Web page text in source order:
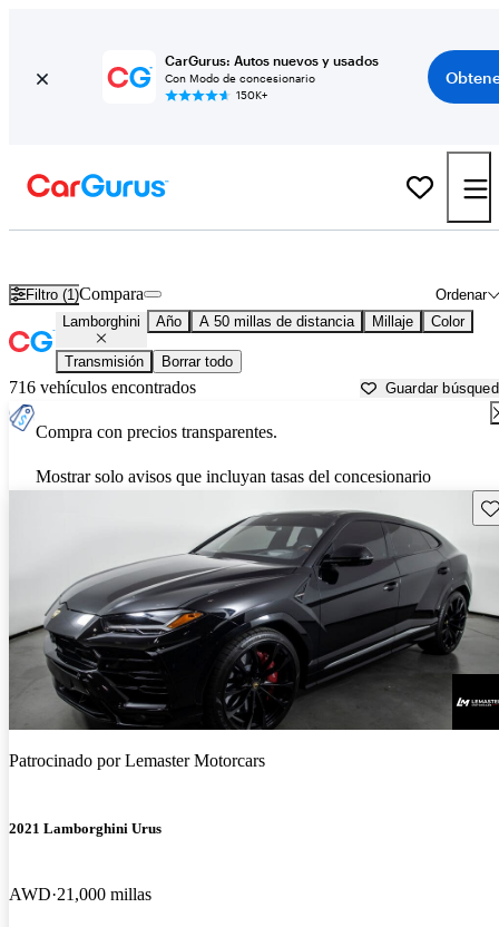
CarGurus: Autos nuevos y usados
Con Modo de concesionario
150K+
Filtro (1) Ordenar
Compara
Lamborghini Año A 50 millas de distancia Millaje Color
Transmisión Borrar todo
716 vehículos encontrados Guardar
Compra con precios transparentes.
Mostrar solo avisos que incluyan tasas del concesionario
Patrocinado porLemaster Motorcars
2021 Lamborghini Urus
AWD 21,000 millas